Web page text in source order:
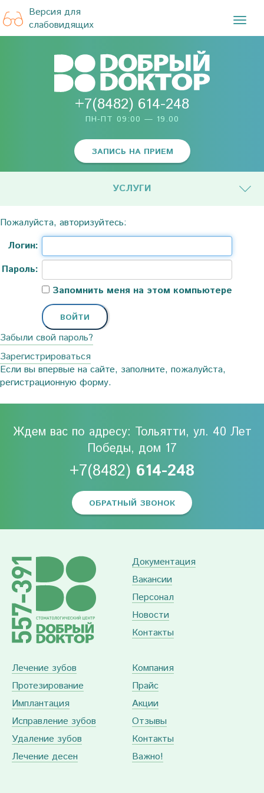
Версия для
слабовидящих
+7(8482) 614-248
ПН-ПТ 09:00 — 19.00
ЗАПИСЬ НА ПРИЕМ
УСЛУГИ
Пожалуйста, авторизуйтесь:
Логин:
Пароль:
Запомнить меня на этом компьютере
Забыли свой пароль?
Зарегистрироваться
Если вы впервые на сайте, заполните, пожалуйста,
регистрационную форму.
Ждем вас по адресу: Тольятти, ул. 40 Лет
Победы, дом 17
+7(8482) 614-248
ОБРАТНЫЙ ЗВОНОК
Документация
Вакансии
Персонал
Новости
Контакты
Лечение зубов
Протезирование
Имплантация
Исправление зубов
Удаление зубов
Лечение десен
Компания
Прайс
Акции
Отзывы
Контакты
Важно!